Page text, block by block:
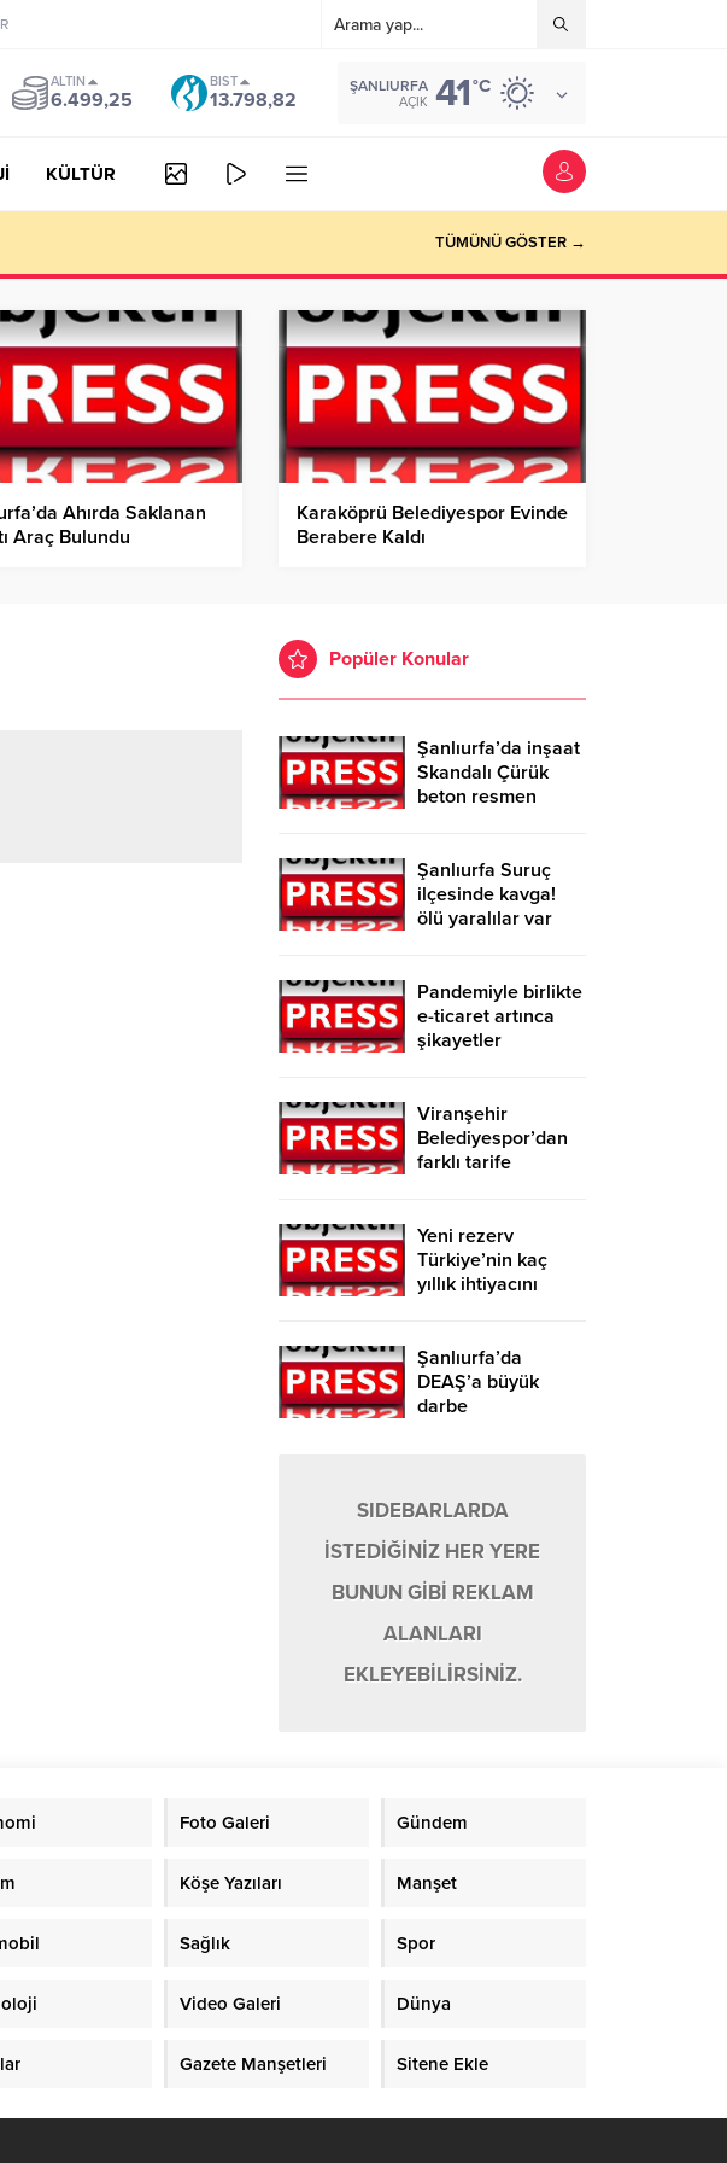
ALTIN
6.499,25
BIST
13.798,82
ŞANLIURFA
AÇIK 41°C
KÜLTÜR
TÜMÜNÜ GÖSTER →
Ahırda Saklanan
Araç Bulundu
Karaköprü Belediyespor Evinde
Berabere Kaldı
Popüler Konular
Şanlıurfa’da inşaat
Skandalı Çürük
beton resmen
Şanlıurfa Suruç
ilçesinde kavga!
ölü yaralılar var
Pandemiyle birlikte
e-ticaret artınca
şikayetler
Viranşehir
Belediyespor’dan
farklı tarife
Yeni rezerv
Türkiye’nin kaç
yıllık ihtiyacını
Şanlıurfa’da
DEAŞ’a büyük
darbe
SIDEBARLARDA
İSTEDİĞİNİZ HER YERE
BUNUN GİBİ REKLAM
ALANLARI
EKLEYEBİLİRSİNİZ.
Foto Galeri Gündem
Köşe Yazıları Manşet
Sağlık Spor
Video Galeri Dünya
Gazete Manşetleri Sitene Ekle